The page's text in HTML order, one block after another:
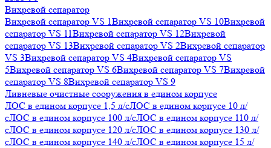
Вихревой сепаратор
Вихревой сепаратор VS 1Вихревой сепаратор VS 10Вихревой
сепаратор VS 11Вихревой сепаратор VS 12Вихревой
сепаратор VS 13Вихревой сепаратор VS 2Вихревой сепаратор
VS 3Вихревой сепаратор VS 4Вихревой сепаратор VS
5Вихревой сепаратор VS 6Вихревой сепаратор VS 7Вихревой
сепаратор VS 8Вихревой сепаратор VS 9
Ливневые очистные сооружения в едином корпусе
ЛОС в едином корпусе 1,5 л/сЛОС в едином корпусе 10 л/
сЛОС в едином корпусе 100 л/сЛОС в едином корпусе 110 л/
сЛОС в едином корпусе 120 л/сЛОС в едином корпусе 130 л/
сЛОС в едином корпусе 140 л/сЛОС в едином корпусе 15 л/